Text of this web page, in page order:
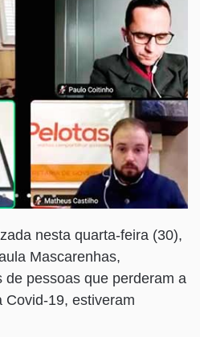
nesta quarta-feira (30),
Mascarenhas,
de pessoas que perderam a
Covid-19, estiveram